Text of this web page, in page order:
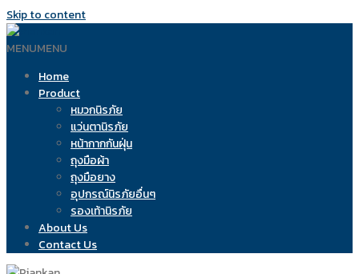
Skip to content
MENUMENU
Home
Product
หมวกนิรภัย
แว่นตานิรภัย
หน้ากากกันฝุ่น
ถุงมือผ้า
ถุงมือยาง
อุปกรณ์นิรภัยอื่นๆ
รองเท้านิรภัย
About Us
Contact Us